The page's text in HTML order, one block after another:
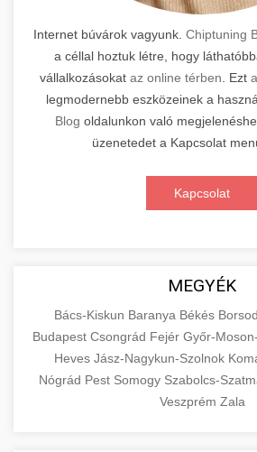
Internet búvárok vagyunk. Chiptuning
a céllal hoztuk létre, hogy
vállalkozásokat az online térben . Ezt
legmodernebb eszközeinek a
Blog oldalunkon való
üzenetedet a Kapcsolat
Kapcsolat
MEGYÉK
Bács-Kiskun Baranya Békés
Budapest Csongrád Fejér Győr-
Heves Jász-Nagykun-Szolnok
Nógrád Pest Somogy Szabolcs-
Veszprém Zala